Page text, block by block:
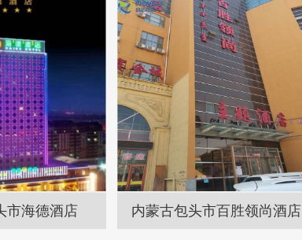
市海德酒店 内蒙古包头市百胜领尚酒店